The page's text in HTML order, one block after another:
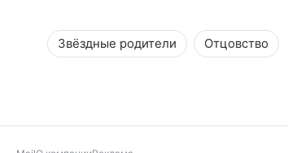
Звёздные родители Отцовство